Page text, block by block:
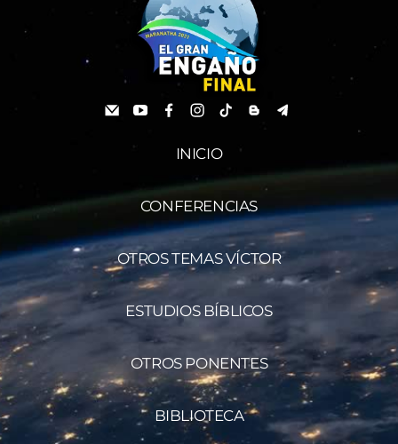
INICIO
CONFERENCIAS
OTROS TEMAS VÍCTOR
ESTUDIOS BÍBLICOS
OTROS PONENTES
BIBLIOTECA